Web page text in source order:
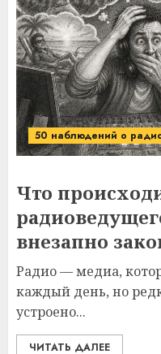
50 наблюдений о
Что
внезапно
Радио — медиа,
каждый день, но
устроено...
ЧИТАТЬ ДАЛЕЕ